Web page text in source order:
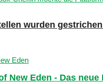
wurden
New Eden - Das